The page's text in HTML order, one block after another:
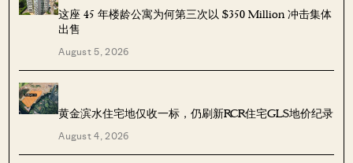
这座 45 年楼龄公寓为何第三次以 $350 Million 冲击集体
出售
August 5, 2026
黄金滨水住宅地仅收一标，仍刷新RCR住宅GLS地价纪录
August 4, 2026